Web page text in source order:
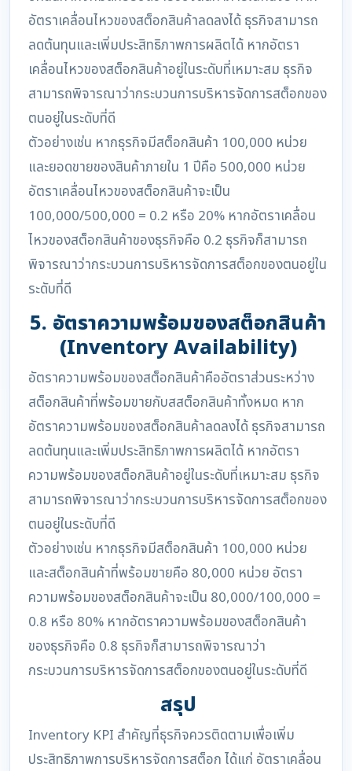
อัตราเคลื่อนไหวของสต็อกสินค้าลดลงได้ ธุรกิจสามารถ
ลดต้นทุนและเพิ่มประสิทธิภาพการผลิตได้ หากอัตรา
เคลื่อนไหวของสต็อกสินค้าอยู่ในระดับที่เหมาะสม ธุรกิจ
สามารถพิจารณาว่ากระบวนการบริหารจัดการสต็อกของ
ตนอยู่ในระดับที่ดี
ตัวอย่างเช่น หากธุรกิจมีสต็อกสินค้า 100,000 หน่วย
และยอดขายของสินค้าภายใน 1 ปีคือ 500,000 หน่วย
อัตราเคลื่อนไหวของสต็อกสินค้าจะเป็น
100,000/500,000 = 0.2 หรือ 20% หากอัตราเคลื่อน
ไหวของสต็อกสินค้าของธุรกิจคือ 0.2 ธุรกิจก็สามารถ
พิจารณาว่ากระบวนการบริหารจัดการสต็อกของตนอยู่ใน
ระดับที่ดี
5. อัตราความพร้อมของสต็อกสินค้า
(Inventory Availability)
อัตราความพร้อมของสต็อกสินค้าคืออัตราส่วนระหว่าง
สต็อกสินค้าที่พร้อมขายกับสสต็อกสินค้าทั้งหมด หาก
อัตราความพร้อมของสต็อกสินค้าลดลงได้ ธุรกิจสามารถ
ลดต้นทุนและเพิ่มประสิทธิภาพการผลิตได้ หากอัตรา
ความพร้อมของสต็อกสินค้าอยู่ในระดับที่เหมาะสม ธุรกิจ
สามารถพิจารณาว่ากระบวนการบริหารจัดการสต็อกของ
ตนอยู่ในระดับที่ดี
ตัวอย่างเช่น หากธุรกิจมีสต็อกสินค้า 100,000 หน่วย
และสต็อกสินค้าที่พร้อมขายคือ 80,000 หน่วย อัตรา
ความพร้อมของสต็อกสินค้าจะเป็น 80,000/100,000 =
0.8 หรือ 80% หากอัตราความพร้อมของสต็อกสินค้า
ของธุรกิจคือ 0.8 ธุรกิจก็สามารถพิจารณาว่า
กระบวนการบริหารจัดการสต็อกของตนอยู่ในระดับที่ดี
สรุป
Inventory KPI สำคัญที่ธุรกิจควรติดตามเพื่อเพิ่ม
ประสิทธิภาพการบริหารจัดการสต็อก ได้แก่ อัตราเคลื่อน